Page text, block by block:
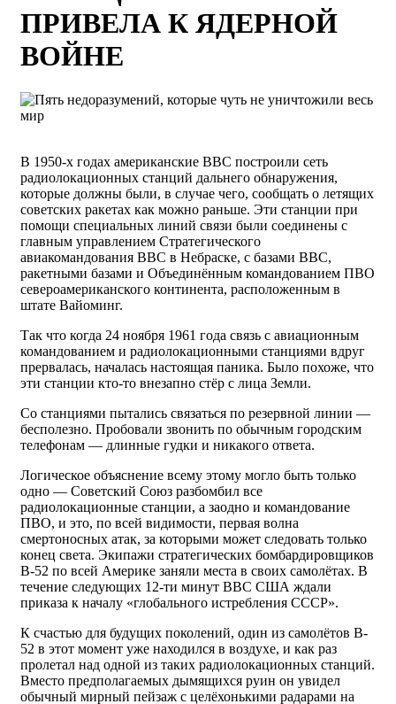
ПРИВЕЛА К ЯДЕРНОЙ
ВОЙНЕ
В 1950-х годах американские ВВС построили сеть
радиолокационных станций дальнего обнаружения,
которые должны были, в случае чего, сообщать о летящих
советских ракетах как можно раньше. Эти станции при
помощи специальных линий связи были соединены с
главным управлением Стратегического
авиакомандования ВВС в Небраске, с базами ВВС,
ракетными базами и Объединённым командованием ПВО
североамериканского континента, расположенным в
штате Вайоминг.
Так что когда 24 ноября 1961 года связь с авиационным
командованием и радиолокационными станциями вдруг
прервалась, началась настоящая паника. Было похоже, что
эти станции кто-то внезапно стёр с лица Земли.
Со станциями пытались связаться по резервной линии —
бесполезно. Пробовали звонить по обычным городским
телефонам — длинные гудки и никакого ответа.
Логическое объяснение всему этому могло быть только
одно — Советский Союз разбомбил все
радиолокационные станции, а заодно и командование
ПВО, и это, по всей видимости, первая волна
смертоносных атак, за которыми может следовать только
конец света. Экипажи стратегических бомбардировщиков
B-52 по всей Америке заняли места в своих самолётах. В
течение следующих 12-ти минут ВВС США ждали
приказа к началу «глобального истребления СССР».
К счастью для будущих поколений, один из самолётов B-
52 в этот момент уже находился в воздухе, и как раз
пролетал над одной из таких радиолокационных станций.
Вместо предполагаемых дымящихся руин он увидел
обычный мирный пейзаж с целёхонькими радарами на